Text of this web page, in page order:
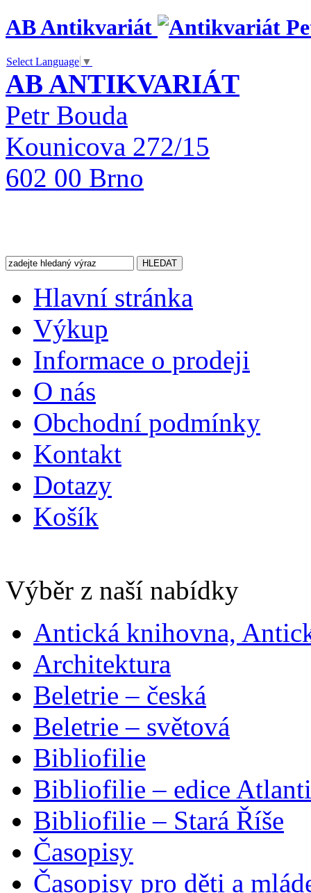
AB Antikvariát
Select Language ▼
AB ANTIKVARIÁT
Petr Bouda
Kounicova 272/15
602 00 Brno
Hlavní stránka
Výkup
Informace o prodeji
O nás
Obchodní podmínky
Kontakt
Dotazy
Košík
Výběr z naší nabídky
Antická knihovna,
Architektura
Beletrie – česká
Beletrie – světová
Bibliofilie
Bibliofilie – edice
Bibliofilie – Stará Říše
Časopisy
Časopisy pro děti a